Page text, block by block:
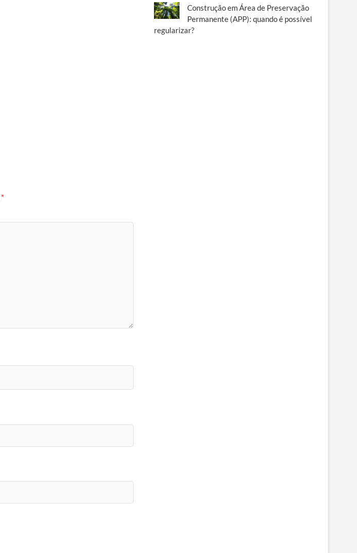
*
Construção em Área de Preservação
Permanente (APP): quando é possível
regularizar?